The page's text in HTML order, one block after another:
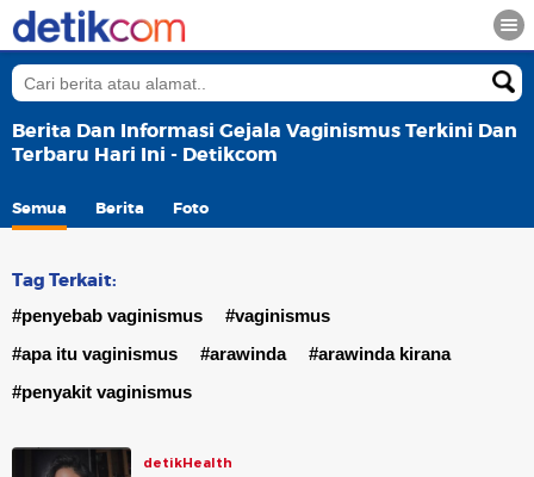
Berita Dan Informasi Gejala Vaginismus Terkini Dan
Terbaru Hari Ini - Detikcom
Semua Berita Foto
Tag Terkait:
#penyebab vaginismus
#vaginismus
#apa itu vaginismus
#arawinda
#arawinda kirana
#penyakit vaginismus
detikHealth